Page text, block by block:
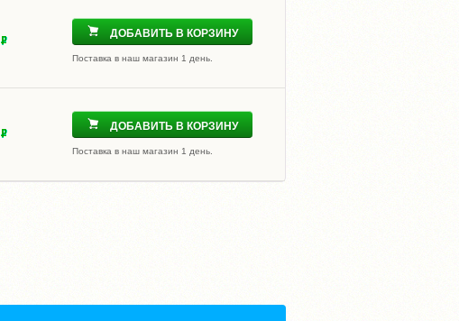
ДОБАВИТЬ В КОРЗИНУ
Поставка в наш магазин 1 день.
ДОБАВИТЬ В КОРЗИНУ
Поставка в наш магазин 1 день.